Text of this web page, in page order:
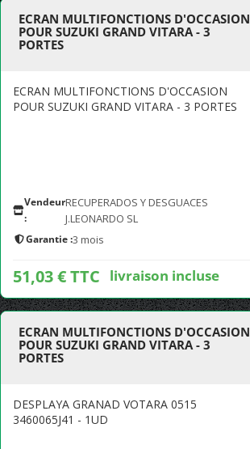
ECRAN MULTIFONCTIONS D'OCCASION
POUR SUZUKI GRAND VITARA - 3
PORTES
ECRAN MULTIFONCTIONS D'OCCASION
POUR SUZUKI GRAND VITARA - 3 PORTES
Vendeur
:
RECUPERADOS Y DESGUACES
J.LEONARDO SL
Garantie :3 mois
51,03 € TTC livraison incluse
ECRAN MULTIFONCTIONS D'OCCASION
POUR SUZUKI GRAND VITARA - 3
PORTES
DESPLAYA GRANAD VOTARA 0515
3460065J41 - 1UD